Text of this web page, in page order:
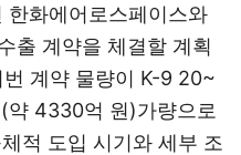
화에어로스페이스와
출 계약을 체결할 계획
계약 물량이 K-9 20~
약 4330억 원)가량으로
적 도입 시기와 세부 조